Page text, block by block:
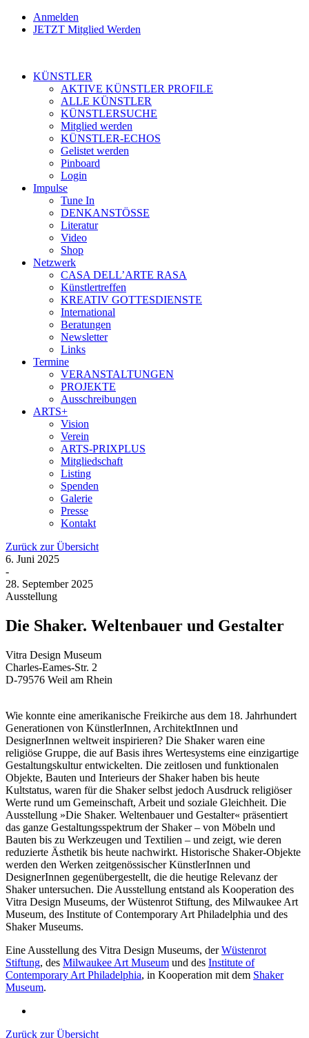
Anmelden
JETZT Mitglied Werden
KÜNSTLER
AKTIVE KÜNSTLER PROFILE
ALLE KÜNSTLER
KÜNSTLERSUCHE
Mitglied werden
KÜNSTLER-ECHOS
Gelistet werden
Pinboard
Login
Impulse
Tune In
DENKANSTÖSSE
Literatur
Video
Shop
Netzwerk
CASA DELL’ARTE RASA
Künstlertreffen
KREATIV GOTTESDIENSTE
International
Beratungen
Newsletter
Links
Termine
VERANSTALTUNGEN
PROJEKTE
Ausschreibungen
ARTS+
Vision
Verein
ARTS-PRIXPLUS
Mitgliedschaft
Listing
Spenden
Galerie
Presse
Kontakt
Zurück zur Übersicht
6. Juni 2025
-
28. September 2025
Ausstellung
Die Shaker. Weltenbauer und Gestalter
Vitra Design Museum
Charles-Eames-Str. 2
D-79576 Weil am Rhein
Wie konnte eine amerikanische Freikirche aus dem 18. Jahrhundert
Generationen von KünstlerInnen, ArchitektInnen und
DesignerInnen weltweit inspirieren? Die Shaker waren eine
religiöse Gruppe, die auf Basis ihres Wertesystems eine einzigartige
Gestaltungskultur entwickelten. Die zeitlosen und funktionalen
Objekte, Bauten und Interieurs der Shaker haben bis heute
Kultstatus, waren für die Shaker selbst jedoch Ausdruck religiöser
Werte rund um Gemeinschaft, Arbeit und soziale Gleichheit. Die
Ausstellung »Die Shaker. Weltenbauer und Gestalter« präsentiert
das ganze Gestaltungsspektrum der Shaker – von Möbeln und
Bauten bis zu Werkzeugen und Textilien – und zeigt, wie deren
reduzierte Ästhetik bis heute nachwirkt. Historische Shaker-Objekte
werden den Werken zeitgenössischer KünstlerInnen und
DesignerInnen gegenübergestellt, die die heutige Relevanz der
Shaker untersuchen. Die Ausstellung entstand als Kooperation des
Vitra Design Museums, der Wüstenrot Stiftung, des Milwaukee Art
Museum, des Institute of Contemporary Art Philadelphia und des
Shaker Museums.
Eine Ausstellung des Vitra Design Museums, derWüstenrot
Stiftung, des Milwaukee Art Museum und des Institute of
Contemporary Art Philadelphia, in Kooperation mit dem Shaker
Museum.
Zurück zur Übersicht